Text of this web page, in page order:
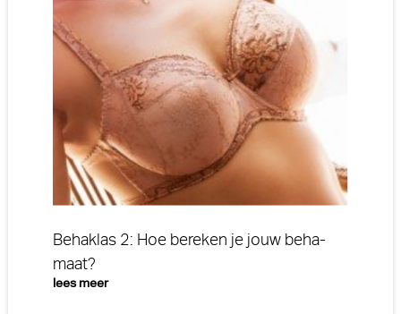
Behaklas 2: Hoe bereken je jouw beha-
maat?
lees meer